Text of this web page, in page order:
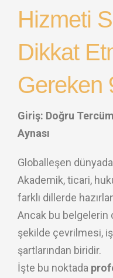
Hizmeti
Dikkat
Gereken
Giriş: Doğru
Aynası
Globalleşen dünyada
Akademik, ticari,
farklı dillerde
Ancak bu belgelerin
şekilde çevrilmesi, iş
şartlarından biridir.
İşte bu noktada